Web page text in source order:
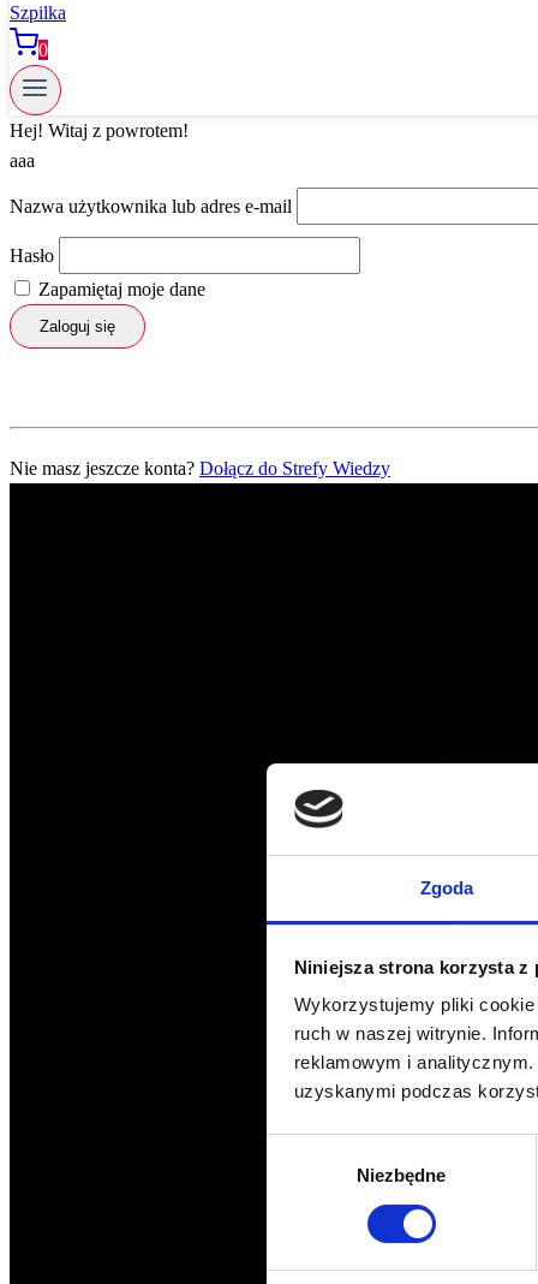
Zgoda
Niniejsza strona korzysta z
Wykorzystujemy pliki
ruch w naszej witrynie.
reklamowym i
uzyskanymi podczas
Niezbędne
0
Hej! Witaj z powrotem!
aaa
Nazwa użytkownika lub adres e-mail
Hasło
Zapamiętaj moje dane
Zaloguj się
Nie masz jeszcze konta? Dołącz do Strefy Wiedzy